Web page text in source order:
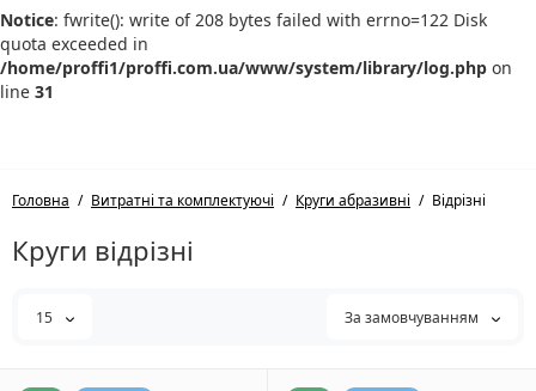
Notice: fwrite(): write of 208 bytes failed with errno=122 Disk
quota exceeded in
/home/proffi1/proffi.com.ua/www/system/library/log.php on
line 31
Головна Витратні та комплектуючі Круги абразивні Відрізні
Круги відрізні
15 За замовчуванням